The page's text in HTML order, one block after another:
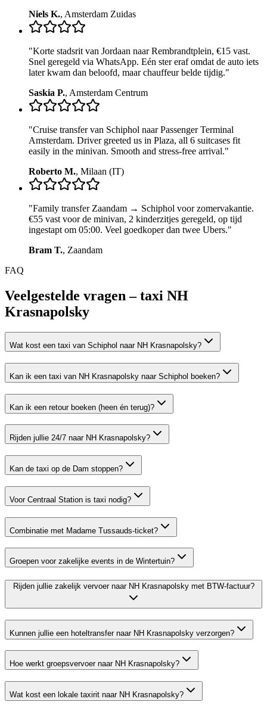
Niels K., Amsterdam Zuidas
"Korte stadsrit van Jordaan naar Rembrandtplein, €15 vast.
Snel geregeld via WhatsApp. Eén ster eraf omdat de auto iets
later kwam dan beloofd, maar chauffeur belde tijdig."
Saskia P., Amsterdam Centrum
"Cruise transfer van Schiphol naar Passenger Terminal
Amsterdam. Driver greeted us in Plaza, all 6 suitcases fit
easily in the minivan. Smooth and stress-free arrival."
Roberto M., Milaan (IT)
"Family transfer Zaandam → Schiphol voor zomervakantie.
€55 vast voor de minivan, 2 kinderzitjes geregeld, op tijd
ingestapt om 05:00. Veel goedkoper dan twee Ubers."
Bram T., Zaandam
FAQ
Veelgestelde vragen – taxi NH
Krasnapolsky
Wat kost een taxi van Schiphol naar NH Krasnapolsky?
Kan ik een taxi van NH Krasnapolsky naar Schiphol boeken?
Kan ik een retour boeken (heen én terug)?
Rijden jullie 24/7 naar NH Krasnapolsky?
Kan de taxi op de Dam stoppen?
Voor Centraal Station is taxi nodig?
Combinatie met Madame Tussauds-ticket?
Groepen voor zakelijke events in de Wintertuin?
Rijden jullie zakelijk vervoer naar NH Krasnapolsky met BTW-factuur?
Kunnen jullie een hoteltransfer naar NH Krasnapolsky verzorgen?
Hoe werkt groepsvervoer naar NH Krasnapolsky?
Wat kost een lokale taxirit naar NH Krasnapolsky?